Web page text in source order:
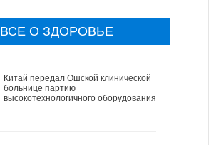
ВСЕ О ЗДОРОВЬЕ
Китай передал Ошской клинической
больнице партию
высокотехнологичного оборудования